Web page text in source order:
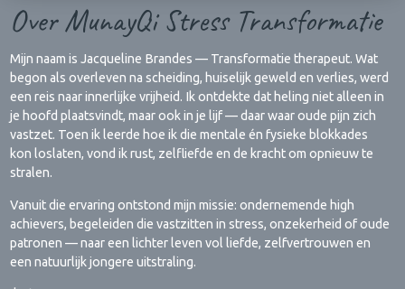
Over MunayQi Stress Transformatie
Mijn naam is Jacqueline Brandes — Transformatie therapeut. Wat
begon als overleven na scheiding, huiselijk geweld en verlies, werd
een reis naar innerlijke vrijheid. Ik ontdekte dat heling niet alleen in
je hoofd plaatsvindt, maar ook in je lijf — daar waar oude pijn zich
vastzet. Toen ik leerde hoe ik die mentale én fysieke blokkades
kon loslaten, vond ik rust, zelfliefde en de kracht om opnieuw te
stralen.
Vanuit die ervaring ontstond mijn missie: ondernemende high
achievers, begeleiden die vastzitten in stress, onzekerheid of oude
patronen — naar een lichter leven vol liefde, zelfvertrouwen en
een natuurlijk jongere uitstraling.